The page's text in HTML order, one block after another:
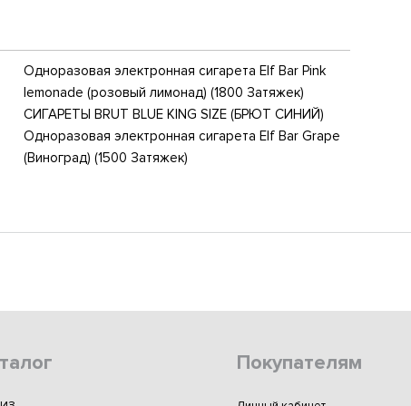
Одноразовая электронная сигарета Elf Bar Pink
lemonade (розовый лимонад) (1800 Затяжек)
СИГАРЕТЫ BRUT BLUE KING SIZE (БРЮТ СИНИЙ)
Одноразовая электронная сигарета Elf Bar Grape
(Виноград) (1500 Затяжек)
Покупателям